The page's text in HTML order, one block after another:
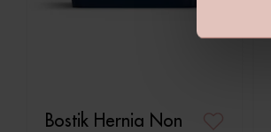
e
s
Bostik Hernia Non